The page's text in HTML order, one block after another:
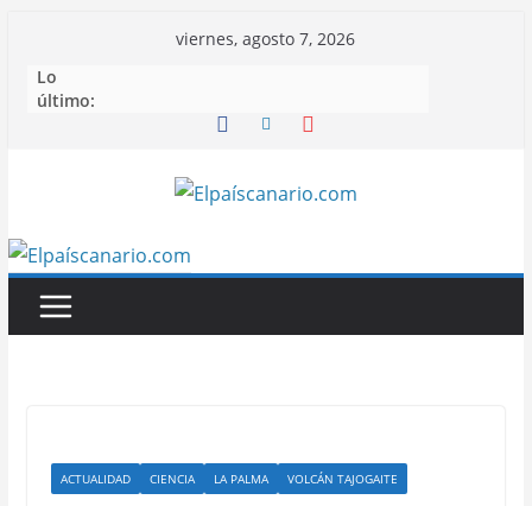
contenido
viernes, agosto 7, 2026
Lo
último:
ACTUALIDAD CIENCIA LA PALMA VOLCÁN TAJOGAITE